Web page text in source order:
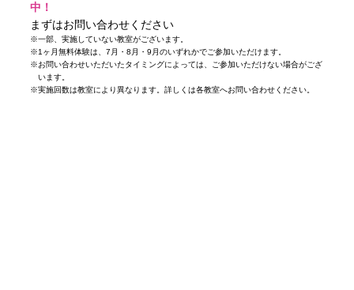
中！
まずはお問い合わせください
※一部、実施していない教室がございます。
※1ヶ月無料体験は、7月・8月・9月のいずれかでご参加いただけます。
※お問い合わせいただいたタイミングによっては、ご参加いただけない場合がござ
います。
※実施回数は教室により異なります。詳しくは各教室へお問い合わせください。